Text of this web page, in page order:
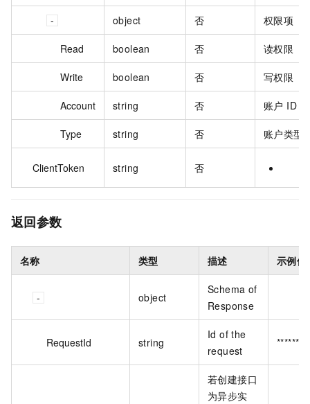
object 否 权限项
Read boolean 否 读权限
Write boolean 否 写权限
Account string 否 账户 ID
Type string 否 账户类型
ClientToken string 否
返回参数
名称 类型 描述 示例值
object
Schema of
Response
RequestId string
Id of the
request
******
若创建接口
为异步实